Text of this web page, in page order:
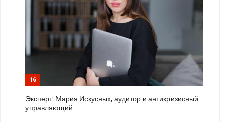
16
Эксперт: Мария Искусных, аудитор и антикризисный
управляющий